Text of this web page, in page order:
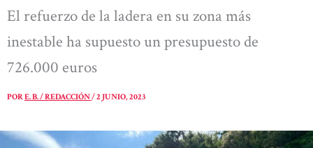
El refuerzo de la ladera en su zona más
inestable ha supuesto un presupuesto de
726.000 euros
PORE. B. / REDACCIÓN/2 JUNIO, 2023